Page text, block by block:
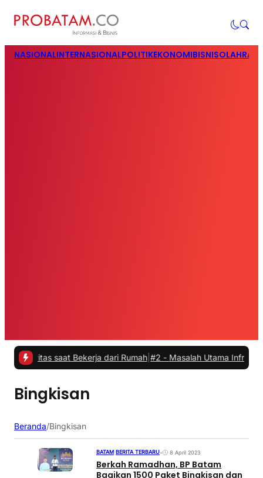
NASIONALINTERNASIONALPOLITIKEKONOMIBISNIS
saat Bekerja dari Rumah |#2 -Masalah Utama Infrastruktur
Bingkisan
Beranda/Bingkisan
BATAM BERITA TERBARU• 8 April 2023
Berkah Ramadhan, BP Batam
Bagikan 1500 Paket Bingkisan dan